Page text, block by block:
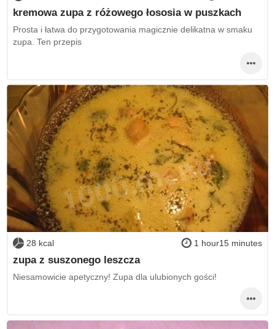
kremowa zupa z różowego łososia w puszkach
Prosta i łatwa do przygotowania magicznie delikatna w smaku
zupa. Ten przepis
28 kcal 1 hour15 minutes
zupa z suszonego leszcza
Niesamowicie apetyczny! Zupa dla ulubionych gości!